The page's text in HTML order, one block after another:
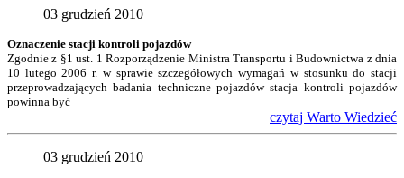
03 grudzień 2010
Oznaczenie stacji kontroli pojazdów
Zgodnie z §1 ust. 1 Rozporządzenie Ministra Transportu i Budownictwa z dnia
10 lutego 2006 r. w sprawie szczegółowych wymagań w stosunku do stacji
przeprowadzających badania techniczne pojazdów stacja kontroli pojazdów
powinna być
czytaj Warto Wiedzieć
03 grudzień 2010